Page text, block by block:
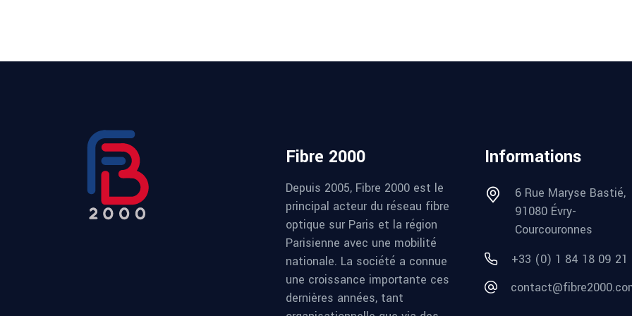
Fibre 2000
Depuis 2005, Fibre 2000 est le
principal acteur du réseau fibre
optique sur Paris et la région
Parisienne avec une mobilité
nationale. La société a connue
une croissance importante ces
dernières années, tant
Informations
6 Rue Maryse Bastié,
91080 Évry-
Courcouronnes
+33 (0) 1 84 18 09 21